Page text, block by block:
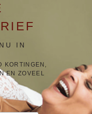
IN
KORTINGEN,
EN ZOVEEL